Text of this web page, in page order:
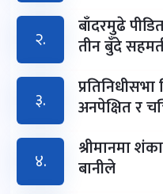
२.
बाँदरमुढे
तीन बुँदे
३.
अनपेक्षित र
४.
श्रीमानमा
बानीले